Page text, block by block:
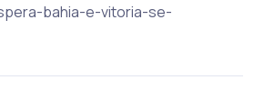
bahia-e-vitoria-se-